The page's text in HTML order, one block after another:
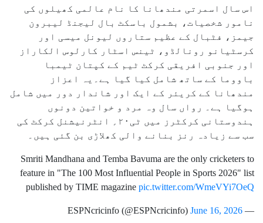
اس سال اسمرتی مندھانا کا نام عالمی کھیلوں کی
نامور شخصیات، بشمول باسکٹ بال لیجنڈ لیبرون
جیمز، فٹبال کے عظیم ستاروں لیونل میسی اور
کرسٹیانو رونالڈو، ٹینس اسٹار کارلوس الکاراز
اور جنوبی افریقی کرکٹ ٹیم کے کپتان ٹیمبا
باووما کے ساتھ شامل کیا گیا ہے۔یہ اعزاز
مندھانا کے کریئر کے ایک اور شاندار دور میں شامل
ہوگیا ہے۔ رواں سال وہ مرد و خواتین دونوں
ہندوستانی کرکٹرز میں ٹی۲۰؍ انٹرنیشنل کرکٹ کی
سب سے زیادہ رنز بنانے والی کھلاڑی بن گئی ہیں۔
Smriti Mandhana and Temba Bavuma are the only cricketers to
feature in "The 100 Most Influential People in Sports 2026" list
published by TIME magazine pic.twitter.com/WmeVYi7OeQ
— ESPNcricinfo (@ESPNcricinfo)
June 16, 2026